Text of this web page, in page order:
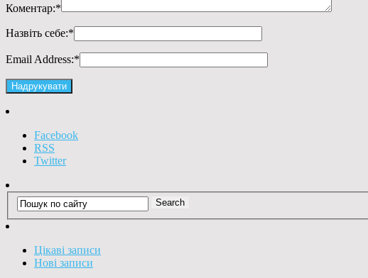
Коментар:*
Назвіть себе:*
Email Address:*
Facebook
RSS
Twitter
Цікаві записи
Нові записи